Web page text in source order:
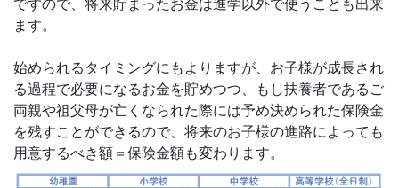
ですので、将来貯まったお金は進学以外で使うことも出来
ます。
始められるタイミングにもよりますが、お子様が成長され
る過程で必要になるお金を貯めつつ、もし扶養者であるご
両親や祖父母が亡くなられた際には予め決められた保険金
を残すことができるので、将来のお子様の進路によっても
用意するべき額＝保険金額も変わります。